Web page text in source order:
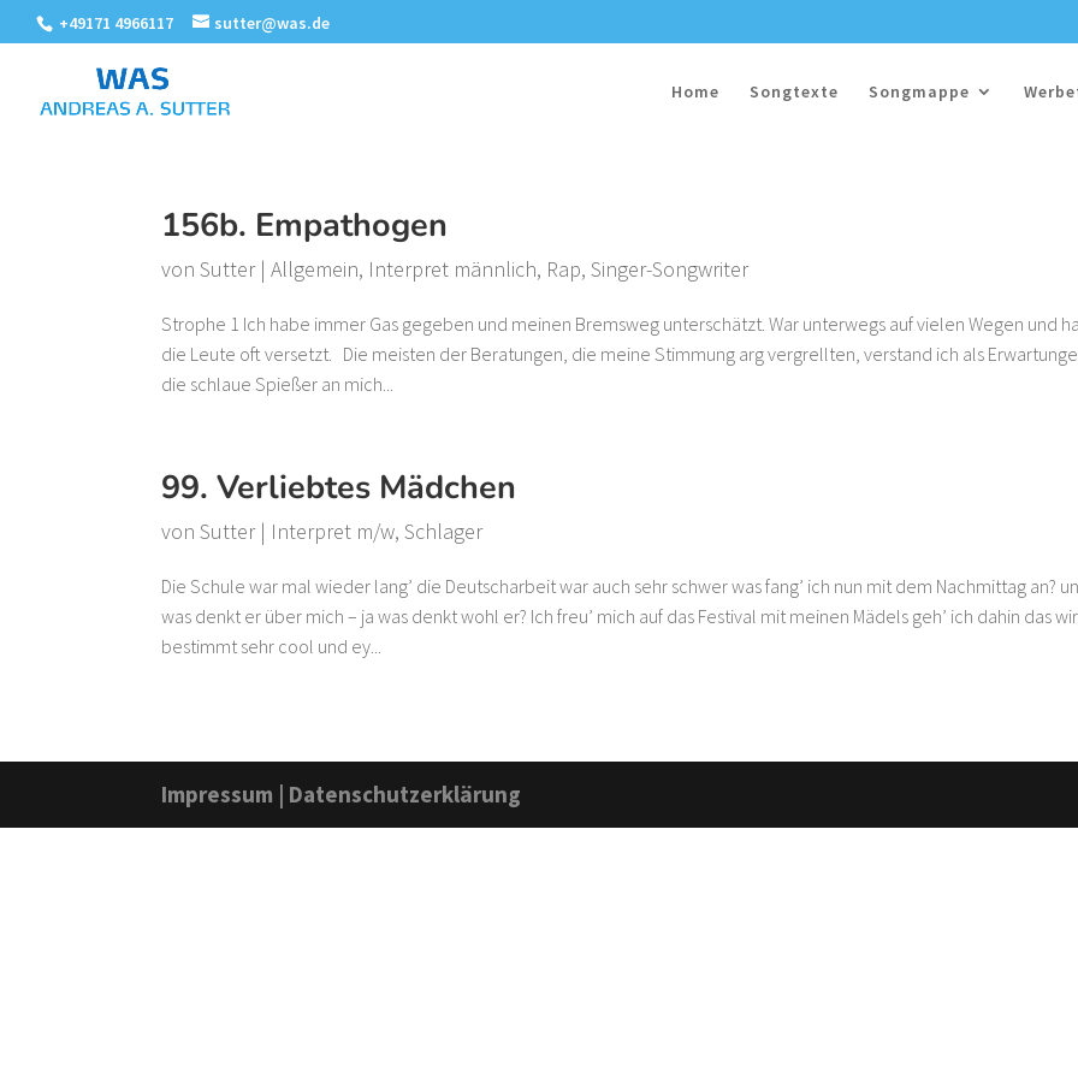
+49171 4966117 sutter@was.de
Home Songtexte Songmappe
156b. Empathogen
vonSutter|Allgemein, Interpret männlich, Rap,Singer-Songwriter
Strophe 1 Ich habe immer Gas gegeben und meinen Bremsweg unterschätzt. War unterwegs auf vielen Wegen und
die Leute oft versetzt. Die meisten der Beratungen, die meine Stimmung arg vergrellten, verstand ich als
die schlaue Spießer an mich...
99. Verliebtes Mädchen
vonSutter| Interpret m/w,Schlager
Die Schule war mal wieder lang’ die Deutscharbeit war auch sehr schwer was fang’ ich nun mit dem Nachmittag an?
was denkt er über mich – ja was denkt wohl er? Ich freu’ mich auf das Festival mit meinen Mädels geh’ ich dahin das
bestimmt sehr cool und ey...
Impressum | Datenschutzerklärung